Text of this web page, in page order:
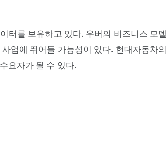
터를 보유하고 있다. 우버의 비즈니스 모델
업에 뛰어들 가능성이 있다. 현대자동차의
요자가 될 수 있다.